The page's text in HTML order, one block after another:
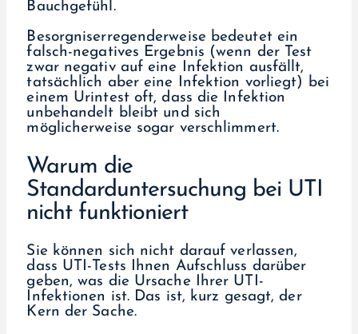
Bauchgefühl.
Besorgniserregenderweise bedeutet ein
falsch-negatives Ergebnis (wenn der Test
zwar negativ auf eine Infektion ausfällt,
tatsächlich aber eine Infektion vorliegt) bei
einem Urintest oft, dass die Infektion
unbehandelt bleibt und sich
möglicherweise sogar verschlimmert.
Warum die
Standarduntersuchung bei UTI
nicht funktioniert
Sie können sich nicht darauf verlassen,
dass UTI-Tests Ihnen Aufschluss darüber
geben, was die Ursache Ihrer UTI-
Infektionen ist. Das ist, kurz gesagt, der
Kern der Sache.